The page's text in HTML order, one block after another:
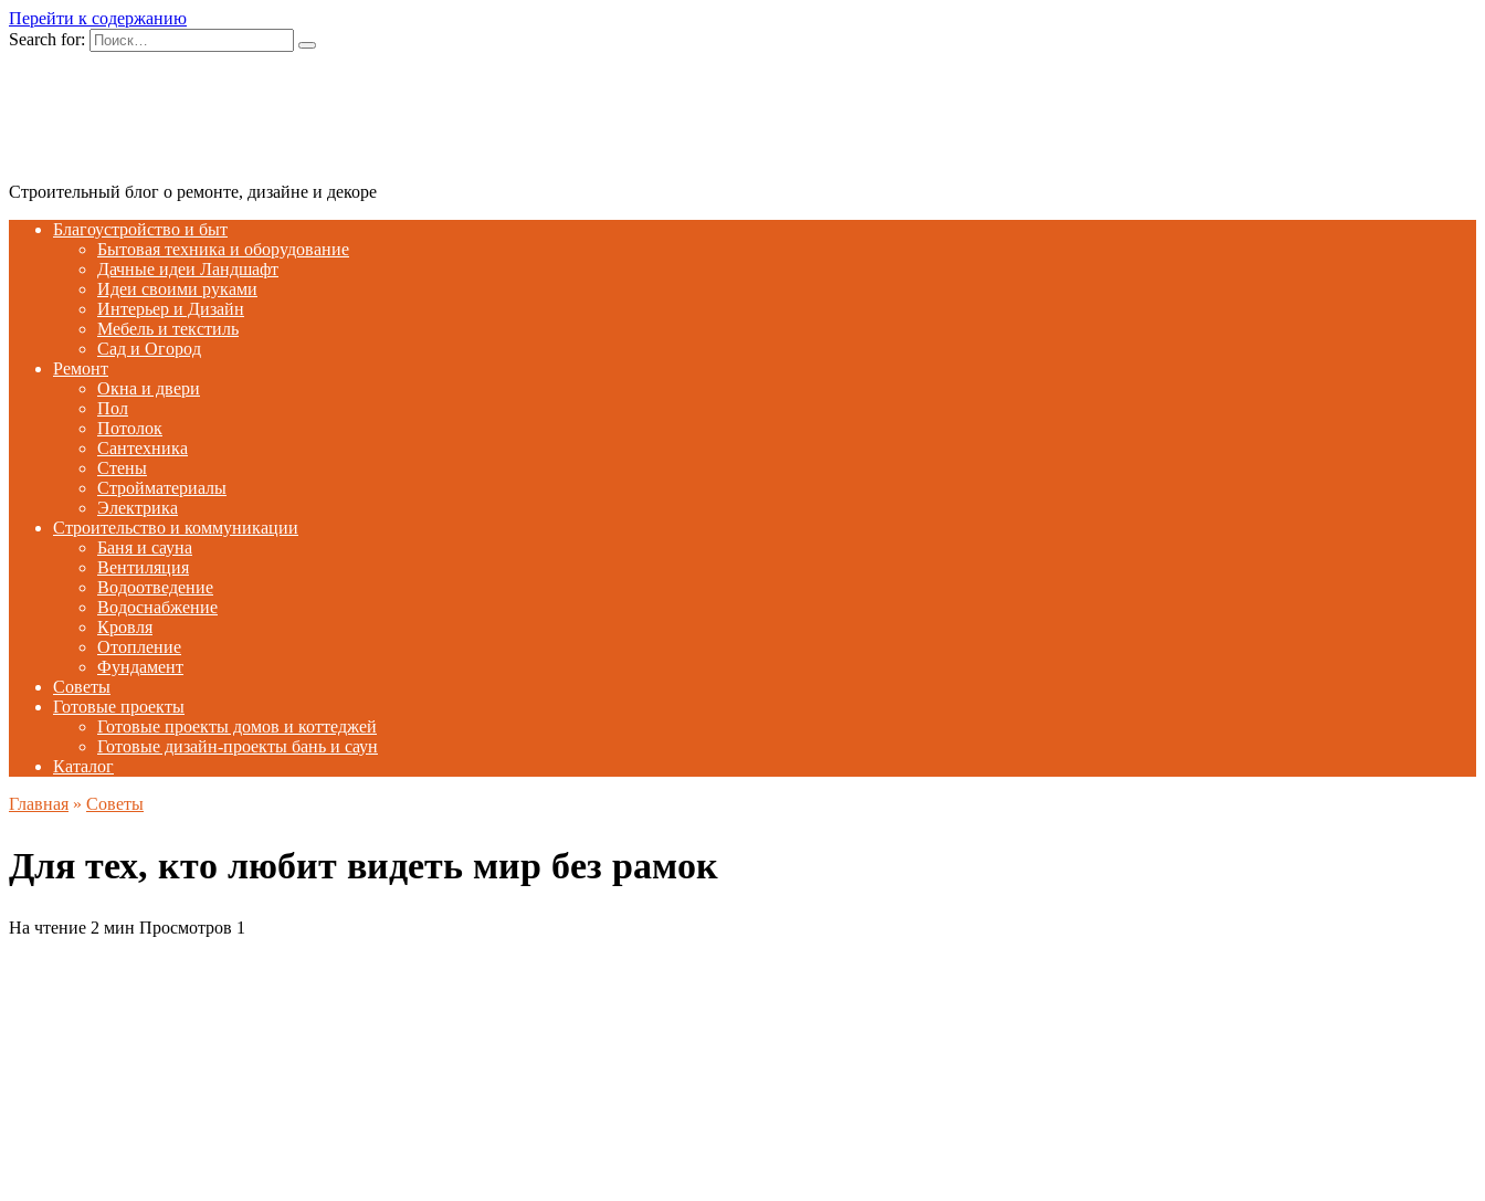
Перейти к содержанию
Search for:
Строительный блог о ремонте, дизайне и декоре
Благоустройство и быт
Бытовая техника и оборудование
Дачные идеи Ландшафт
Идеи своими руками
Интерьер и Дизайн
Мебель и текстиль
Сад и Огород
Ремонт
Окна и двери
Пол
Потолок
Сантехника
Стены
Стройматериалы
Электрика
Строительство и коммуникации
Баня и сауна
Вентиляция
Водоотведение
Водоснабжение
Кровля
Отопление
Фундамент
Советы
Готовые проекты
Готовые проекты домов и коттеджей
Готовые дизайн-проекты бань и саун
Каталог
Главная » Советы
Для тех, кто любит видеть мир без рамок
На чтение 2 мин Просмотров 1